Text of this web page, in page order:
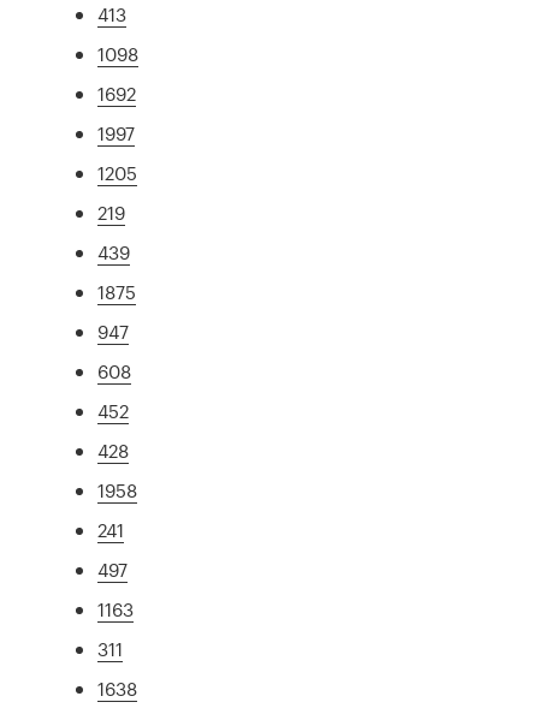
413
1098
1692
1997
1205
219
439
1875
947
608
452
428
1958
241
497
1163
311
1638